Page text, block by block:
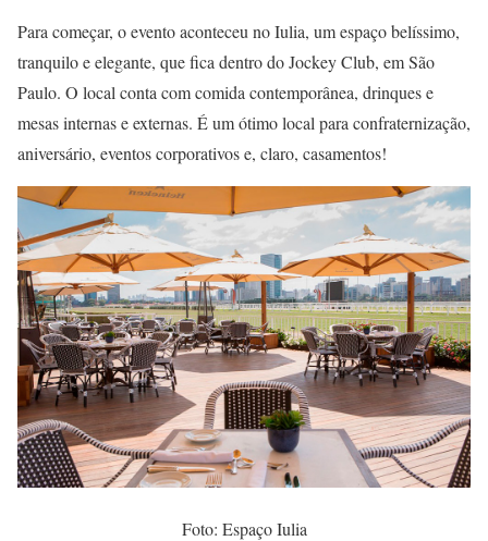
Para começar, o evento aconteceu no Iulia, um espaço belíssimo,
tranquilo e elegante, que fica dentro do Jockey Club, em São
Paulo. O local conta com comida contemporânea, drinques e
mesas internas e externas. É um ótimo local para confraternização,
aniversário, eventos corporativos e, claro, casamentos!
Foto: Espaço Iulia